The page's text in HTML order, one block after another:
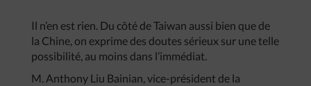
Il n’en est rien. Du côté de Taiwan aussi bien que de
la Chine, on exprime des doutes sérieux sur une telle
possibilité, au moins dans l’immédiat.
M. Anthony Liu Bainian, vice-président de la